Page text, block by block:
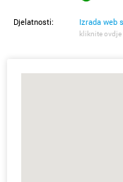
Djelatnosti: Izrada web
kliknite